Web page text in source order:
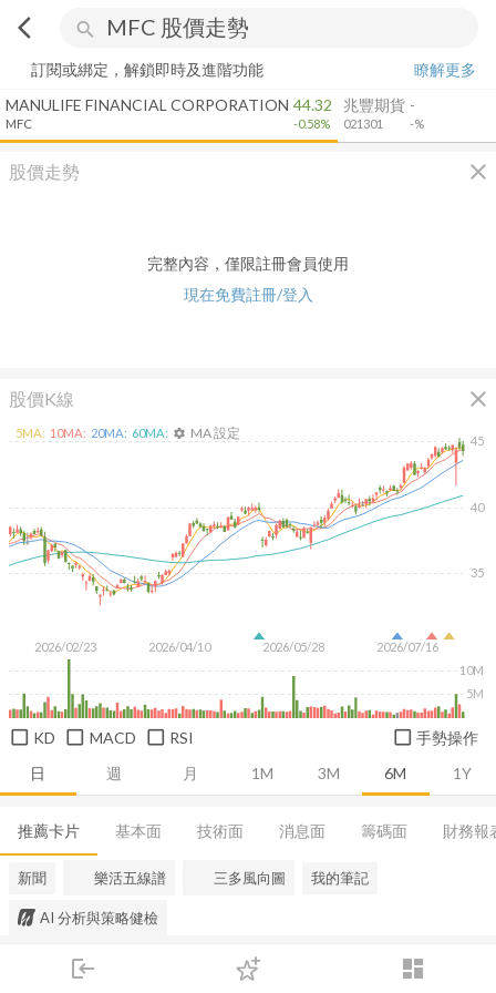
arrow_back_ios search
login dashboard
下單
訂閱或綁定，解鎖即時及進階功能
瞭解更多
MANULIFE FINANCIAL CORPORATION
MFC
44.32
-0.58%
兆豐期貨
021301
-
-%
股價走勢 close
完整內容，僅限註冊會員使用
現在免費註冊/登入
股價K線 close
日 週 月 1M 3M 6M 1Y
2026/02/23 2026/04/10 2026/05/28 2026/07/16
35
40
45
5M
10M
5MA: 10MA: 20MA: 60MA: settings MA 設定
KD MACD RSI 手勢操作
推薦卡片 基本面 技術面 消息面 籌碼面 財務報
新聞 樂活五線譜 三多風向圖 我的筆記
AI 分析與策略健檢